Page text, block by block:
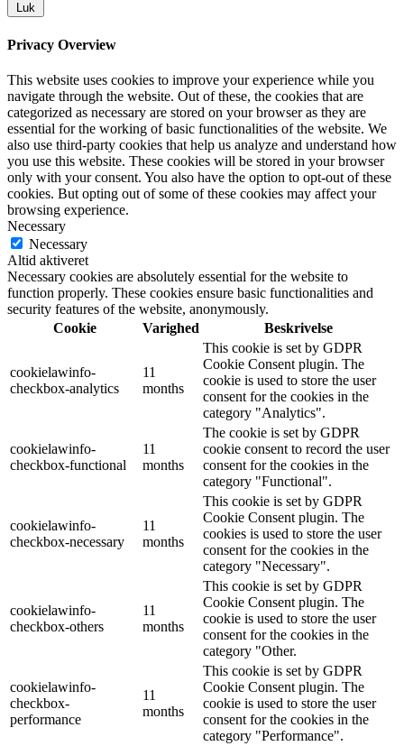
Luk
Privacy Overview
This website uses cookies to improve your experience while you
navigate through the website. Out of these, the cookies that are
categorized as necessary are stored on your browser as they are
essential for the working of basic functionalities of the website. We
also use third-party cookies that help us analyze and understand how
you use this website. These cookies will be stored in your browser
only with your consent. You also have the option to opt-out of these
cookies. But opting out of some of these cookies may affect your
browsing experience.
Necessary
Necessary
Altid aktiveret
Necessary cookies are absolutely essential for the website to
function properly. These cookies ensure basic functionalities and
security features of the website, anonymously.
Cookie
Varighed Beskrivelse
cookielawinfo-
checkbox-analytics
11
months
This cookie is set by GDPR
Cookie Consent plugin. The
cookie is used to store the user
consent for the cookies in the
category "Analytics".
cookielawinfo-
checkbox-functional
11
months
The cookie is set by GDPR
cookie consent to record the user
consent for the cookies in the
category "Functional".
cookielawinfo-
checkbox-necessary
11
months
This cookie is set by GDPR
Cookie Consent plugin. The
cookies is used to store the user
consent for the cookies in the
category "Necessary".
cookielawinfo-
checkbox-others
11
months
This cookie is set by GDPR
Cookie Consent plugin. The
cookie is used to store the user
consent for the cookies in the
category "Other.
cookielawinfo-
checkbox-
performance
11
months
This cookie is set by GDPR
Cookie Consent plugin. The
cookie is used to store the user
consent for the cookies in the
category "Performance".